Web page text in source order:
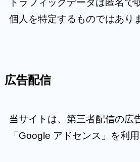
個人を特定するものではあり
広告配信
当サイトは、第三者配信の広
「Google アドセンス」を利